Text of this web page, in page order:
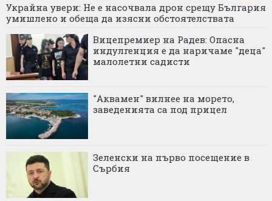
Украйна увери: Не е насочвала дрон срещу България
умишлено и обеща да изясни обстоятелствата
Вицепремиер на Радев: Опасна
индулгенция е да наричаме "деца"
малолетни садисти
"Аквамен" вилнее на морето,
заведенията са под прицел
Зеленски на първо посещение в
Сърбия